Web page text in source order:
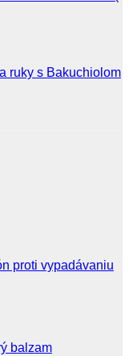
ruky s Bakuchiolom
proti vypadávaniu
balzam